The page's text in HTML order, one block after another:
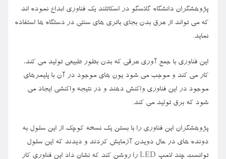
پژوهشگران دانشگاه گلاسگو در اسکاتلند یک فناوری ابداع نموده اند
که می تواند از عرق بدن بجای باتری های سنتی در دستگاه ها استفاده
نماید.
این فناوری با جمع آوری عرقی که بدن بطور طبیعی تولید می کند،
کار می کند و موجب می شود یون های موجود در آن با پلیمرهای
موجود در این فناوری واکنش دهند و در نتیجه واکنشی ایجاد می
شود که برق تولید می کند.
پژوهشگران این فناوری را با بستن یک نسخه کوچک از این سلول به
دونده های در حال دویدن آزمایش کردند و دیدند که این سلول
توانست چند لامپ LED را روشن کند که نشان داد این فناوری کار